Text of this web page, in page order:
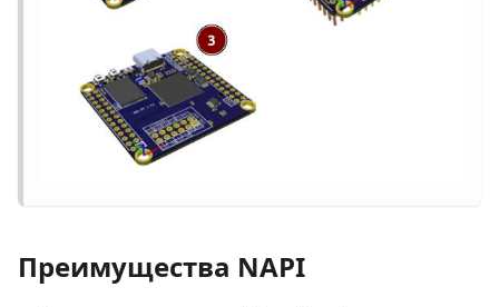
Преимущества NAPI